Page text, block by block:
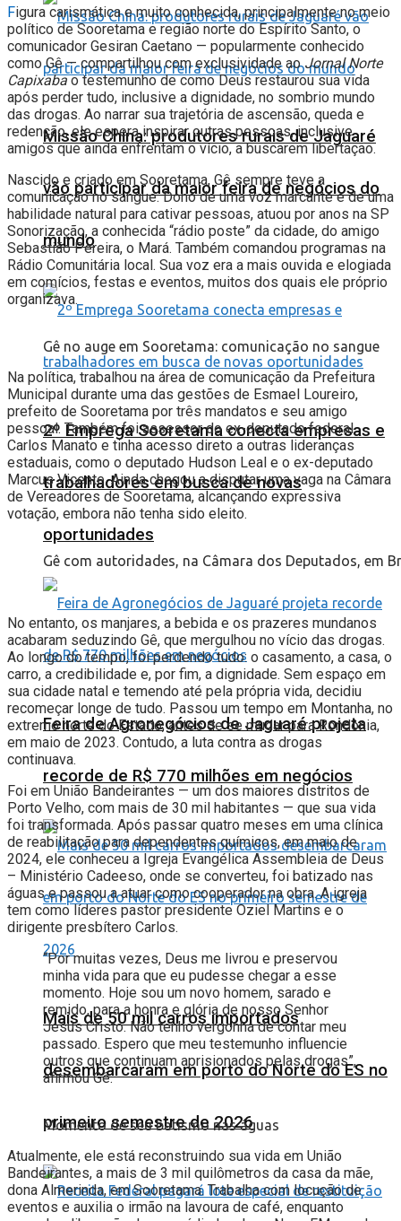
Missão China: produtores rurais de Jaguaré
vão participar da maior feira de negócios do
mundo
2º Emprega Sooretama conecta empresas e
trabalhadores em busca de novas
oportunidades
Feira de Agronegócios de Jaguaré projeta
recorde de R$ 770 milhões em negócios
Mais de 50 mil carros importados
desembarcaram em porto do Norte do ES no
primeiro semestre de 2026
Figura carismática e muito conhecida, principalmente no meio
político de Sooretama e região norte do Espírito Santo, o
comunicador Gesiran Caetano — popularmente conhecido
como Gê — compartilhou com exclusividade aoJornal Norte
Capixabao testemunho de como Deus restaurou sua vida
após perder tudo, inclusive a dignidade, no sombrio mundo
das drogas. Ao narrar sua trajetória de ascensão, queda e
redenção, ele espera inspirar outras pessoas, inclusive
amigos que ainda enfrentam o vício, a buscarem libertação.
Nascido e criado em Sooretama, Gê sempre teve a
comunicação no sangue. Dono de uma voz marcante e de uma
habilidade natural para cativar pessoas, atuou por anos na SP
Sonorização, a conhecida “rádio poste” da cidade, do amigo
Sebastião Pereira, o Mará. Também comandou programas na
Rádio Comunitária local. Sua voz era a mais ouvida e elogiada
em comícios, festas e eventos, muitos dos quais ele próprio
organizava.
Gê no auge em Sooretama: comunicação no sangue
Na política, trabalhou na área de comunicação da Prefeitura
Municipal durante uma das gestões de Esmael Loureiro,
prefeito de Sooretama por três mandatos e seu amigo
pessoal. Também foi assessor do ex-deputado federal
Carlos Manato e tinha acesso direto a outras lideranças
estaduais, como o deputado Hudson Leal e o ex-deputado
Marcus Vicente. Ainda chegou a disputar uma vaga na Câmara
de Vereadores de Sooretama, alcançando expressiva
votação, embora não tenha sido eleito.
Gê com autoridades, na Câmara dos Deputados, em
No entanto, os manjares, a bebida e os prazeres mundanos
acabaram seduzindo Gê, que mergulhou no vício das drogas.
Ao longo do tempo, foi perdendo tudo: o casamento, a casa, o
carro, a credibilidade e, por fim, a dignidade. Sem espaço em
sua cidade natal e temendo até pela própria vida, decidiu
recomeçar longe de tudo. Passou um tempo em Montanha, no
extremo norte do Estado, antes de se mudar para Rondônia,
em maio de 2023. Contudo, a luta contra as drogas
continuava.
Foi em União Bandeirantes — um dos maiores distritos de
Porto Velho, com mais de 30 mil habitantes — que sua vida
foi transformada. Após passar quatro meses em uma clínica
de reabilitação para dependentes químicos, em maio de
2024, ele conheceu a Igreja Evangélica Assembleia de Deus
– Ministério Cadeeso, onde se converteu, foi batizado nas
águas e passou a atuar como cooperador na obra. A igreja
tem como líderes pastor presidente Oziel Martins e o
dirigente presbítero Carlos.
“Por muitas vezes, Deus me livrou e preservou
minha vida para que eu pudesse chegar a esse
momento. Hoje sou um novo homem, sarado e
remido, para a honra e glória de nosso Senhor
Jesus Cristo. Não tenho vergonha de contar meu
passado. Espero que meu testemunho influencie
outros que continuam aprisionados pelas drogas”,
afirmou Gê.
Momento de seu batismo nas águas
Atualmente, ele está reconstruindo sua vida em União
Bandeirantes, a mais de 3 mil quilômetros da casa da mãe,
dona Almerinda, em Sooretama. Trabalha com locução de
eventos e auxilia o irmão na lavoura de café, enquanto